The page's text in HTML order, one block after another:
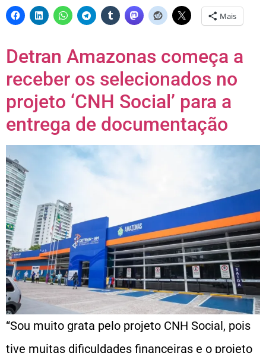
Mais
Detran Amazonas começa a
receber os selecionados no
projeto ‘CNH Social’ para a
entrega de documentação
“Sou muito grata pelo projeto CNH Social, pois
tive muitas dificuldades financeiras e o projeto